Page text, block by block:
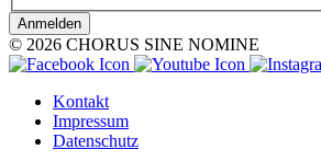
© 2026 CHORUS SINE NOMINE
Kontakt
Impressum
Datenschutz